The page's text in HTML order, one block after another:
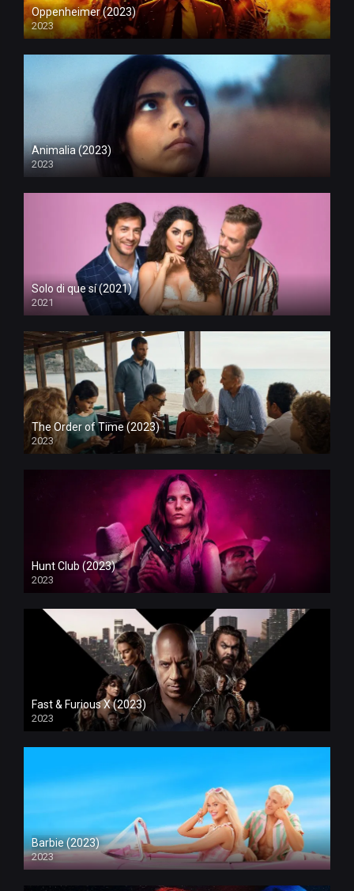
Oppenheimer (2023)
2023
Animalia (2023)
2023
Solo di que sí (2021)
2021
The Order of Time (2023)
2023
Hunt Club (2023)
2023
Fast & Furious X (2023)
2023
Barbie (2023)
2023